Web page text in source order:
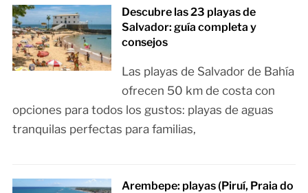
Descubre las 23 playas de
Salvador: guía completa y
consejos
Las playas de Salvador de Bahía
ofrecen 50 km de costa con
opciones para todos los gustos: playas de aguas
tranquilas perfectas para familias,
Arembepe: playas (Piruí, Praia do